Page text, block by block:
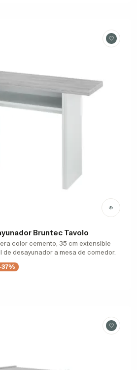
Bruntec Tavolo
color cemento, 35 cm extensible
de desayunador a mesa de comedor.